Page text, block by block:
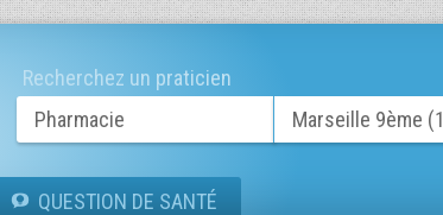
Recherchez un praticien
QUESTION DE SANTÉ